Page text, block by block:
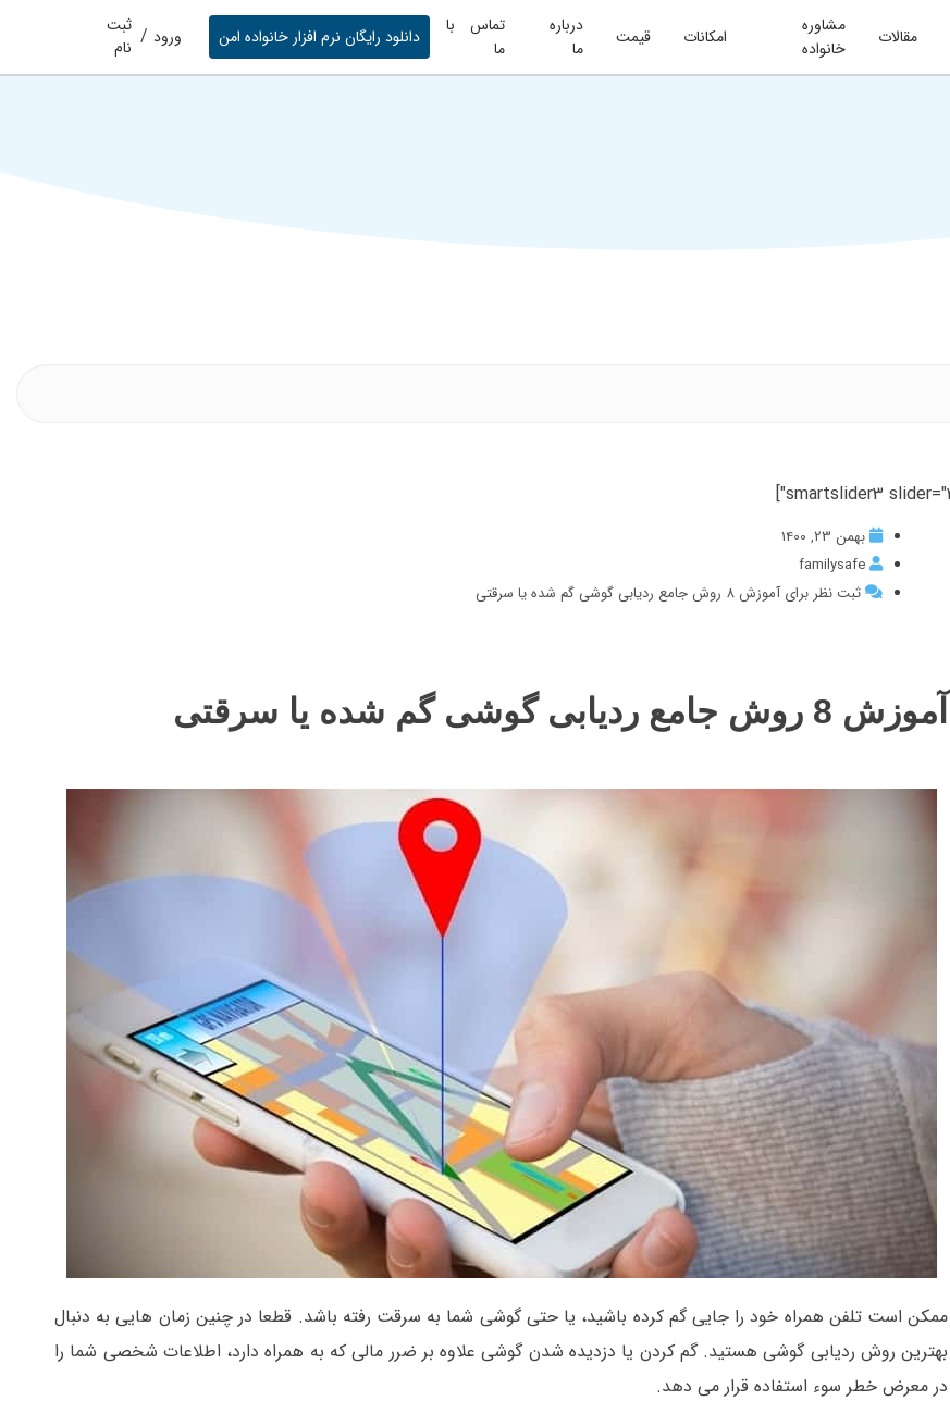
مقالات
مشاوره
خانواده
امکانات قیمت
درباره
ما
تماس با
ما
دانلود رایگان نرم افزار خانواده امن ورود / ثبت
نام
بهمن 23, 1400
familysafe
ثبت نظر برای آموزش 8 روش جامع ردیابی گوشی گم شده یا سرقتی
آموزش 8 روش جامع ردیابی گوشی گم شده یا سرقتی
ممکن است تلفن همراه خود را جایی گم کرده باشید، یا حتی گوشی شما به سرقت رفته باشد. قطعا در چنین زمان هایی به دنبال
بهترین روش ردیابی گوشی هستید. گم کردن یا دزدیده شدن گوشی علاوه بر ضرر مالی که به همراه دارد، اطلاعات شخصی شما را
در معرض خطر سوء استفاده قرار می دهد.